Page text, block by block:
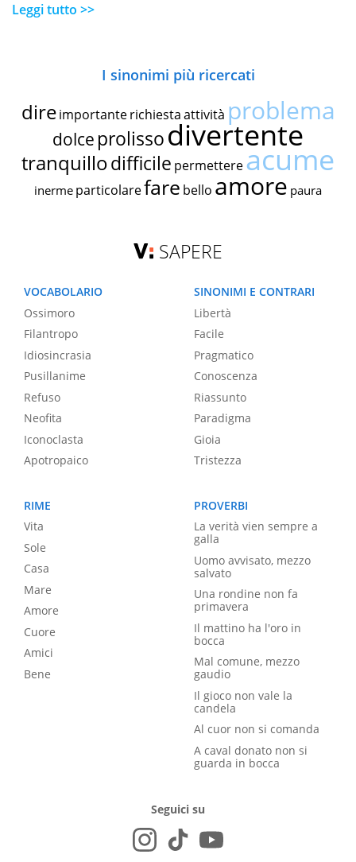
Leggi tutto >>
I sinonimi più ricercati
dire importante richiestaattività problema
dolce prolissodivertente
tranquillodifficile permettereacume
inerme particolarefare bello amore paura
SAPERE
VOCABOLARIO
Ossimoro
Filantropo
Idiosincrasia
Pusillanime
Refuso
Neofita
Iconoclasta
Apotropaico
SINONIMI E CONTRARI
Libertà
Facile
Pragmatico
Conoscenza
Riassunto
Paradigma
Gioia
Tristezza
RIME
Vita
Sole
Casa
Mare
Amore
Cuore
Amici
Bene
PROVERBI
La verità vien sempre a
galla
Uomo avvisato, mezzo
salvato
Una rondine non fa
primavera
Il mattino ha l'oro in
bocca
Mal comune, mezzo
gaudio
Il gioco non vale la
candela
Al cuor non si comanda
A caval donato non si
guarda in bocca
Seguici su